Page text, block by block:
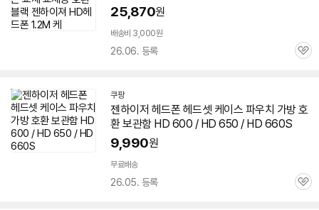
25,870원
배송비 3,000원
26.06. 등록
관
쿠팡
젠하이저 헤드폰 헤드셋 케이스 파우치 가방 호
환 보관함 HD 600 / HD 650 / HD 660S
9,990원
무료배송
26.05. 등록
관